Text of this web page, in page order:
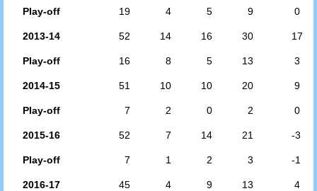
Play-off 19 4 5 9 0
2013-14 52 14 16 30 17
Play-off 16 8 5 13 3
2014-15 51 10 10 20 9
Play-off 7 2 0 2 0
2015-16 52 7 14 21 -3
Play-off 7 1 2 3 -1
2016-17 45 4 9 13 4